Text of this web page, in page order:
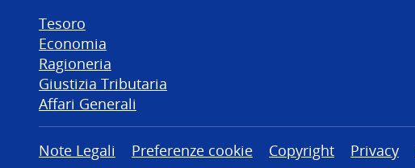
Tesoro
Economia
Ragioneria
Giustizia Tributaria
Affari Generali
Altre informazioni
Note Legali Preferenze cookie Copyright Privacy